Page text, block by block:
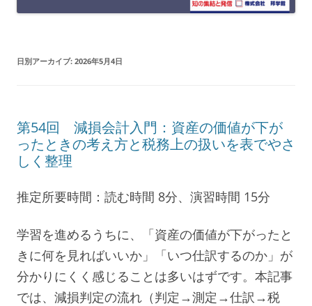
ッ
日別アーカイブ: 2026年5月4日
第54回 減損会計入門：資産の価値が下が
ったときの考え方と税務上の扱いを表でやさ
しく整理
推定所要時間：読む時間 8分、演習時間 15分
学習を進めるうちに、「資産の価値が下がったと
きに何を見ればいいか」「いつ仕訳するのか」が
分かりにくく感じることは多いはずです。本記事
では、減損判定の流れ（判定→測定→仕訳→税